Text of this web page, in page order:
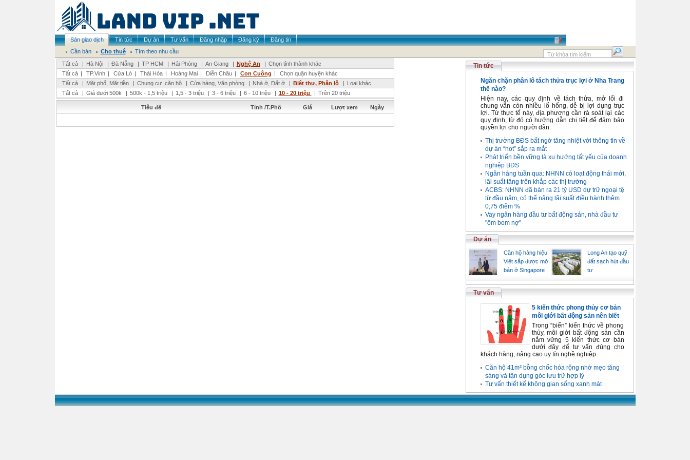
Sàn giao dịch Tin tức Dự án Tư vấn Đăng nhập Đăng ký
Đăng tin
Cần bán
Cho thuê
Tìm theo nhu cầu
Tất cả
| Hà Nội | Đà Nẵng | TP HCM | Hải Phòng | An Giang | Nghệ An | Chọn tỉnh thành khác
Tất cả | TP.Vinh | Cửa Lò | Thái Hòa | Hoàng Mai | Diễn Châu | Con Cuông |
Chọn quận huyện khác
Tất cả
| Mặt phố, Mặt tiền | Chung cư ,căn hộ | Cửa hàng, Văn phòng | Nhà ở, Đất ở | Biệt thự, Phân lô | Loại khác
Tất cả
| Giá dưới 500k | 500k - 1,5 triệu | 1,5 - 3 triệu | 3 - 6 triệu | 6 - 10 triệu | 10 - 20 triệu | Trên 20 triệu
Tiêu đề Tỉnh /T.Phố Giá Lượt xem Ngày
Tin tức
Ngăn chặn phân lô tách thửa trục lợi ở Nha Trang
thế nào?
Hiện nay, các quy định về tách thửa, mở lối đi
chung vẫn còn nhiều lổ hổng, dễ bị lợi dụng trục
lợi. Từ thực tế này, địa phương cần rà soát lại các
quy định, từ đó có hướng dẫn chi tiết để đảm bảo
quyền lợi cho người dân.
Thị trường BĐS bất ngờ tăng nhiệt với thông tin về
dự án “hot” sắp ra mắt
Phát triển bền vững là xu hướng tất yếu của doanh
nghiệp BĐS
Ngân hàng tuần qua: NHNN có loạt động thái mới,
lãi suất tăng trên khắp các thị trường
ACBS: NHNN đã bán ra 21 tỷ USD dự trữ ngoại tệ
từ đầu năm, có thể nâng lãi suất điều hành thêm
0,75 điểm %
Vay ngân hàng đầu tư bất động sản, nhà đầu tư
"ôm bom nợ"
Dự án
Căn hộ hàng hiệu
Việt sắp được mở
bán ở Singapore
Long An tạo quỹ
đất sạch hút đầu
tư
Tư vấn
5 kiến thức phong thủy cơ bản
môi giới bất động sản nên biết
Trong “biển” kiến thức về phong
thủy, môi giới bất động sản cần
nắm vững 5 kiến thức cơ bản
dưới đây để tư vấn đúng cho
khách hàng, nâng cao uy tín nghề nghiệp.
Căn hộ 41m² bỗng chốc hóa rộng nhờ mẹo tăng
sáng và tận dụng góc lưu trữ hợp lý
Tư vấn thiết kế không gian sống xanh mát